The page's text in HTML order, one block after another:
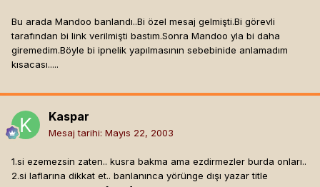
Bu arada Mandoo banlandı..Bi özel mesaj gelmişti.Bi görevli
tarafından bi link verilmişti bastım.Sonra Mandoo yla bi daha
giremedim.Böyle bi ipnelik yapılmasının sebebinide anlamadım
kısacası.....
Kaspar
Mesaj tarihi: Mayıs 22, 2003
1.si ezemezsin zaten.. kusra bakma ama ezdirmezler burda onları..
2.si laflarına dikkat et.. banlanınca yörünge dışı yazar title